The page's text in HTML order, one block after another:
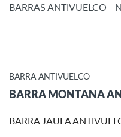
BARRAS ANTIVUELCO -
BARRA ANTIVUELCO
BARRA MONTANA
BARRA JAULA